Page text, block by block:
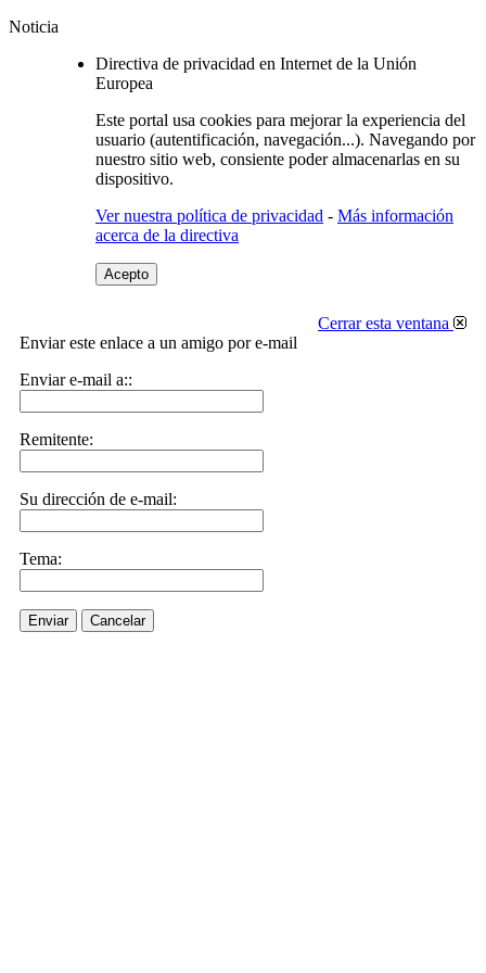
Noticia
Directiva de privacidad en Internet de la Unión
Europea
Este portal usa cookies para mejorar la experiencia del
usuario (autentificación, navegación...). Navegando por
nuestro sitio web, consiente poder almacenarlas en su
dispositivo.
Ver nuestra política de privacidad - Más información
acerca de la directiva
Acepto
Cerrar esta ventana
Enviar este enlace a un amigo por e-mail
Enviar e-mail a::
Remitente:
Su dirección de e-mail:
Tema:
Enviar Cancelar